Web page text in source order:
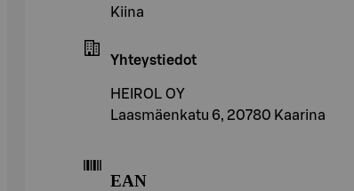
Kiina
Yhteystiedot
HEIROL OY
Laasmäenkatu 6, 20780 Kaarina
EAN